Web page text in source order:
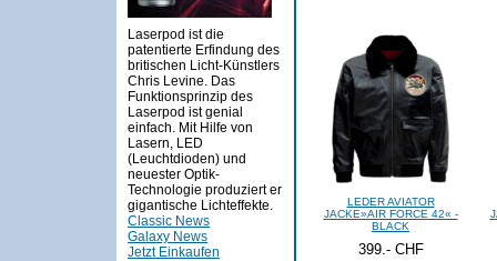
Laserpod ist die
patentierte Erfindung des
britischen Licht-Künstlers
Chris Levine. Das
Funktionsprinzip des
Laserpod ist genial
einfach. Mit Hilfe von
Lasern, LED
(Leuchtdioden) und
neuester Optik-
Technologie produziert er
gigantische Lichteffekte.
Classic News
Galaxy News
Jetzt Einkaufen
LEDER AVIATOR
JACKE»AIR FORCE 42« -
BLACK
399.- CHF